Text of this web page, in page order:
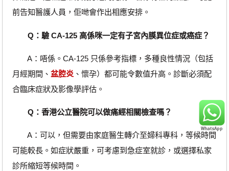
前告知醫護人員，佢哋會作出相應安排。
Q：驗 CA-125 高係咪一定有子宮內膜異位症或癌症？
A：唔係。CA-125 只係參考指標，多種良性情況（包括
月經期間、 盆腔炎、懷孕）都可能令數值升高。診斷必須配
合臨床症狀及影像學評估。
Q：香港公立醫院可以做痛經相關檢查嗎？
A：可以，但需要由家庭醫生轉介至婦科專科，等候時間
可能較長。如症狀嚴重，可考慮到急症室就診，或選擇私家
診所縮短等候時間。